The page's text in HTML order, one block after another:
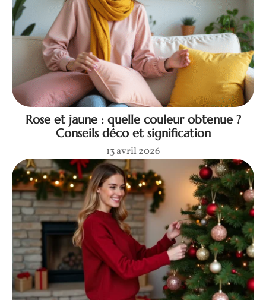
Rose et jaune : quelle couleur obtenue ?
Conseils déco et signification
13 avril 2026